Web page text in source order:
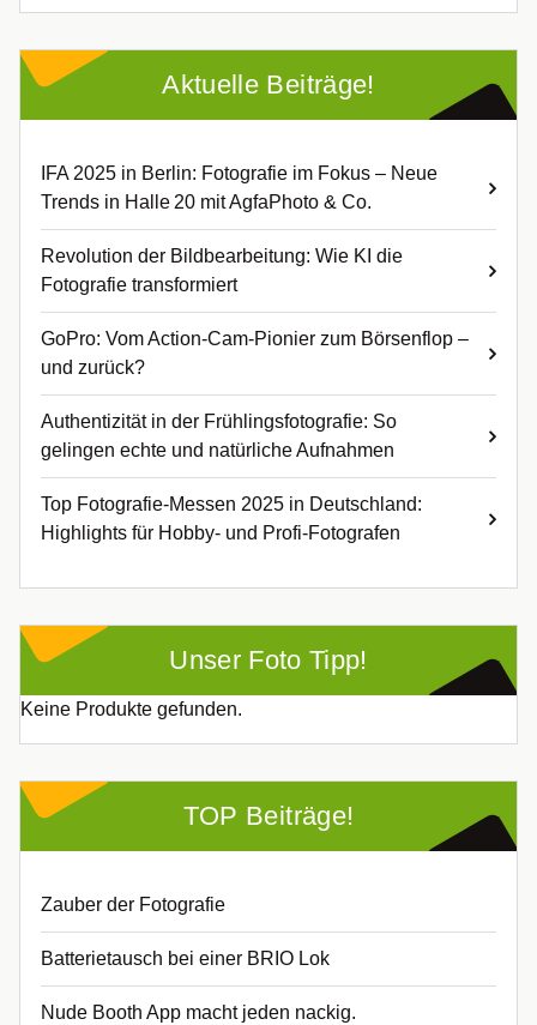
Aktuelle Beiträge!
IFA 2025 in Berlin: Fotografie im Fokus – Neue
Trends in Halle 20 mit AgfaPhoto & Co.
Revolution der Bildbearbeitung: Wie KI die
Fotografie transformiert
GoPro: Vom Action-Cam-Pionier zum Börsenflop –
und zurück?
Authentizität in der Frühlingsfotografie: So
gelingen echte und natürliche Aufnahmen
Top Fotografie-Messen 2025 in Deutschland:
Highlights für Hobby- und Profi-Fotografen
Unser Foto Tipp!
Keine Produkte gefunden.
TOP Beiträge!
Zauber der Fotografie
Batterietausch bei einer BRIO Lok
Nude Booth App macht jeden nackig.